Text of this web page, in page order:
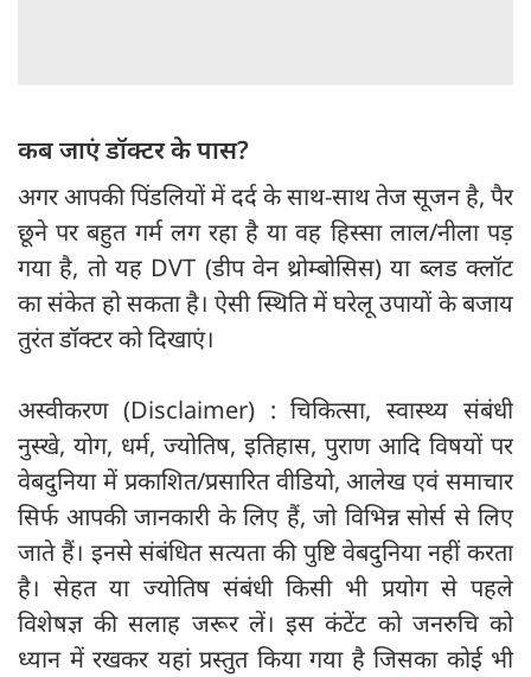
कब जाएं डॉक्टर के पास?
अगर आपकी पिंडलियों में दर्द के साथ-साथ तेज सूजन है, पैर
छूने पर बहुत गर्म लग रहा है या वह हिस्सा लाल/नीला पड़
गया है, तो यह DVT (डीप वेन थ्रोम्बोसिस) या ब्लड क्लॉट
का संकेत हो सकता है। ऐसी स्थिति में घरेलू उपायों के बजाय
तुरंत डॉक्टर को दिखाएं।
अस्वीकरण (Disclaimer) : चिकित्सा, स्वास्थ्य संबंधी
नुस्खे, योग, धर्म, ज्योतिष, इतिहास, पुराण आदि विषयों पर
वेबदुनिया में प्रकाशित/प्रसारित वीडियो, आलेख एवं समाचार
सिर्फ आपकी जानकारी के लिए हैं, जो विभिन्न सोर्स से लिए
जाते हैं। इनसे संबंधित सत्यता की पुष्टि वेबदुनिया नहीं करता
है। सेहत या ज्योतिष संबंधी किसी भी प्रयोग से पहले
विशेषज्ञ की सलाह जरूर लें। इस कंटेंट को जनरुचि को
ध्यान में रखकर यहां प्रस्तुत किया गया है जिसका कोई भी